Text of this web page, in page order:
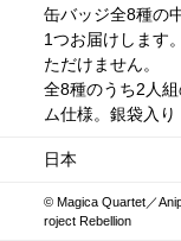
缶バッジ全8種の
1つお届けします
ただけません。
全8種のうち2人
ム仕様。銀袋入り
日本
© Magica Quartet／
roject Rebellion